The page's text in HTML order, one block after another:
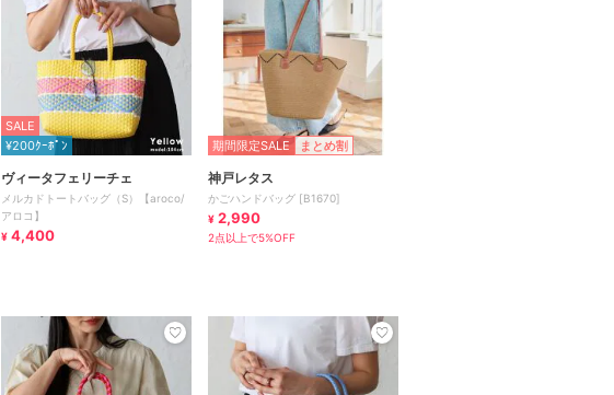
SALE
¥200ｸｰﾎﾟﾝ
ヴィータフェリーチェ
メルカドトートバッグ（S）【aroco/
アロコ】
¥ 4,400
期間限定SALE まとめ割
神戸レタス
かごハンドバッグ [B1670]
¥ 2,990
2点以上で5%OFF